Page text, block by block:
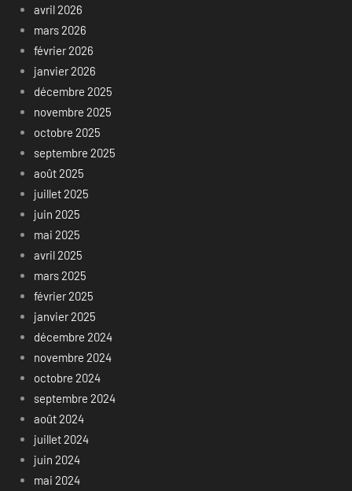
avril 2026
mars 2026
février 2026
janvier 2026
décembre 2025
novembre 2025
octobre 2025
septembre 2025
août 2025
juillet 2025
juin 2025
mai 2025
avril 2025
mars 2025
février 2025
janvier 2025
décembre 2024
novembre 2024
octobre 2024
septembre 2024
août 2024
juillet 2024
juin 2024
mai 2024